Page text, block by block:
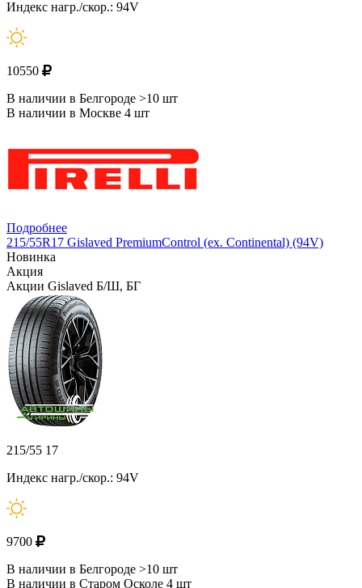
Индекс нагр./скор.: 94V
10550
В наличии в Белгороде >10 шт
В наличии в Москве 4 шт
Подробнее
215/55R17 Gislaved PremiumControl (ex. Continental) (94V)
Новинка
Акция
Акции Gislaved Б/Ш, БГ
215/55 17
Индекс нагр./скор.: 94V
9700
В наличии в Белгороде >10 шт
В наличии в Старом Осколе 4 шт